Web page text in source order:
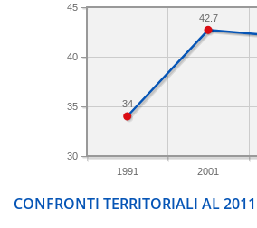
1991 2001
30
35
40
45
42.7
34
CONFRONTI TERRITORIALI AL 2011